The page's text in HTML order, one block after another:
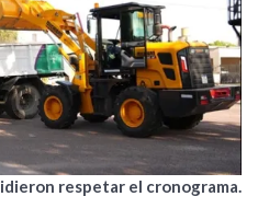
respetar el cronograma.